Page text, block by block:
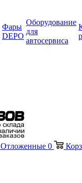
Фары
DEPO
Оборудование
для
автосервиса
Отложенные 0